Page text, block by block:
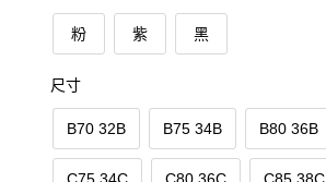
粉 紫 黑
尺寸
B70 32B B75 34B B80 36B